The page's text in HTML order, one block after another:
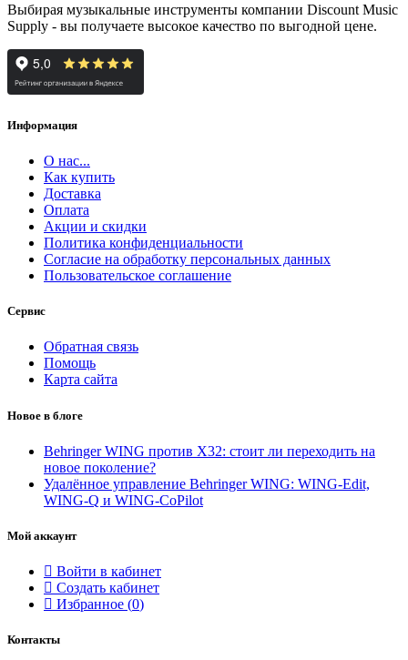
Выбирая музыкальные инструменты компании Discount Music
Supply - вы получаете высокое качество по выгодной цене.
Информация
О нас...
Как купить
Доставка
Оплата
Акции и скидки
Политика конфиденциальности
Согласие на обработку персональных данных
Пользовательское соглашение
Сервис
Обратная связь
Помощь
Карта сайта
Новое в блоге
Behringer WING против X32: стоит ли переходить на
новое поколение?
Удалённое управление Behringer WING: WING-Edit,
WING-Q и WING-CoPilot
Мой аккаунт
Войти в кабинет
Создать кабинет
Избранное (0)
Контакты